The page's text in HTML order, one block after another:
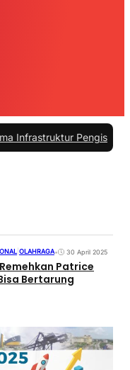
Pengisian Daya
OLAHRAGA• 30 April 2025
Patrice
Bertarung